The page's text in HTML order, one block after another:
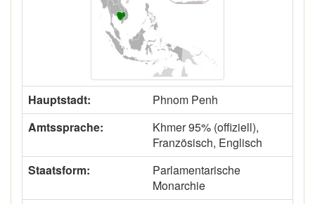
Hauptstadt:
Phnom Penh
Amtssprache:
Khmer 95% (offiziell),
Französisch, Englisch
Staatsform:
Parlamentarische
Monarchie